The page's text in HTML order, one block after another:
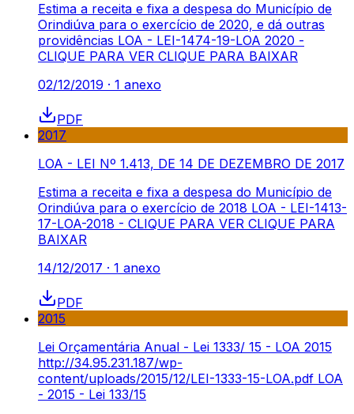
Estima a receita e fixa a despesa do Município de
Orindiúva para o exercício de 2020, e dá outras
providências LOA - LEI-1474-19-LOA 2020 -
CLIQUE PARA VER CLIQUE PARA BAIXAR
02/12/2019 · 1 anexo
PDF
2017
LOA - LEI Nº 1.413, DE 14 DE DEZEMBRO DE 2017
Estima a receita e fixa a despesa do Município de
Orindiúva para o exercício de 2018 LOA - LEI-1413-
17-LOA-2018 - CLIQUE PARA VER CLIQUE PARA
BAIXAR
14/12/2017 · 1 anexo
PDF
2015
Lei Orçamentária Anual - Lei 1333/ 15 - LOA 2015
http://34.95.231.187/wp-
content/uploads/2015/12/LEI-1333-15-LOA.pdf LOA
- 2015 - Lei 133/15